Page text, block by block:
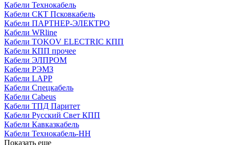
Кабели Технокабель
Кабели СКТ Псковкабель
Кабели ПАРТНЕР-ЭЛЕКТРО
Кабели WRline
Кабели TOKOV ELECTRIC КПП
Кабели КПП прочее
Кабели ЭЛПРОМ
Кабели РЭМЗ
Кабели LAPP
Кабели Спецкабель
Кабели Cabeus
Кабели ТПД Паритет
Кабели Русский Свет КПП
Кабели Кавказкабель
Кабели Технокабель-НН
Показать еще